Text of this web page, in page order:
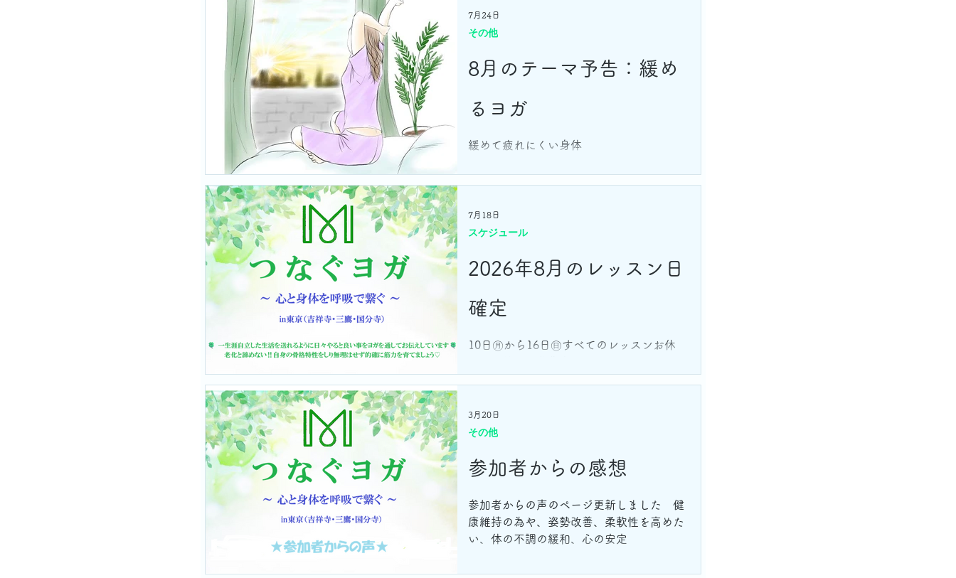
8月のテーマ予告：緩め
るヨガ
緩めて疲れにくい身体
その他
7月24日
2026年8月のレッスン日
確定
10日㊊から16日㊐すべてのレッスンお休
スケジュール
7月18日
参加者からの感想
参加者からの声のページ更新しました 健
康維持の為や、姿勢改善、柔軟性を高めた
い、体の不調の緩和、心の安定
その他
3月20日